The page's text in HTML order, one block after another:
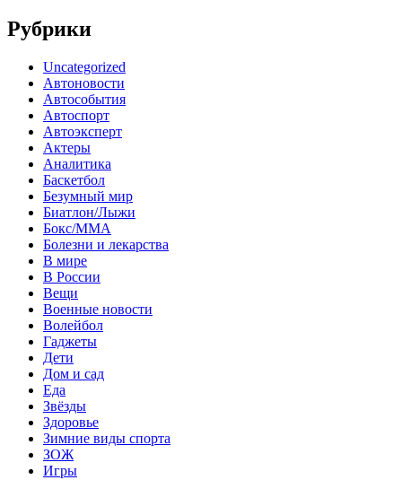
Рубрики
Uncategorized
Автоновости
Автособытия
Автоспорт
Автоэксперт
Актеры
Аналитика
Баскетбол
Безумный мир
Биатлон/Лыжи
Бокс/MMA
Болезни и лекарства
В мире
В России
Вещи
Военные новости
Волейбол
Гаджеты
Дети
Дом и сад
Еда
Звёзды
Здоровье
Зимние виды спорта
ЗОЖ
Игры